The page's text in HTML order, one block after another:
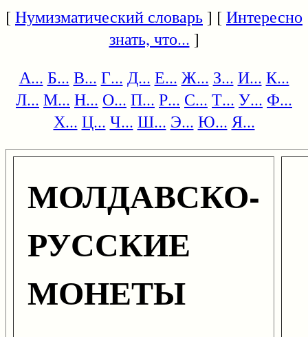
[Нумизматический словарь] [Интересно
знать, что... ]
А... Б... В... Г... Д... Е... Ж... З... И... К...
Л... М... Н... О... П... Р... С... Т... У... Ф...
Х... Ц... Ч... Ш... Э... Ю... Я...
МОЛДАВСКО-
РУССКИЕ
МОНЕТЫ